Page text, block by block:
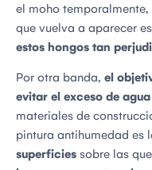
el moho
que vuelva a aparecer
estos hongos tan
Por otra banda, el
evitar el exceso de
materiales de
pintura antihumedad es
superficies sobre las